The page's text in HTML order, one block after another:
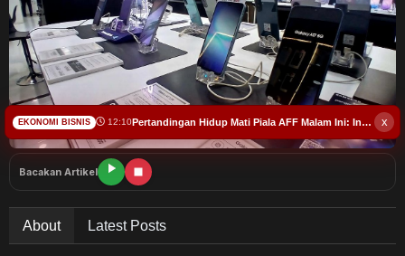
News
Budaya
Teknologi
Bursa
Bacakan Artikel
About Latest Posts
x
EKONOMI BISNIS 12:10 Pertandingan Hidup Mati Piala AFF Malam Ini: Indonesia Vs Singapura!